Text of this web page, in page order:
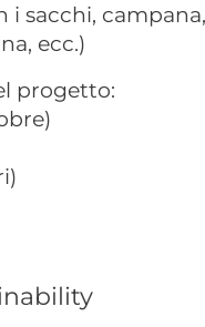
i sacchi,
ecc.)
progetto: